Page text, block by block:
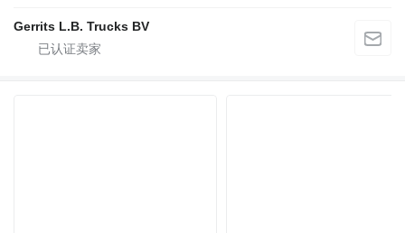
Gerrits L.B. Trucks BV